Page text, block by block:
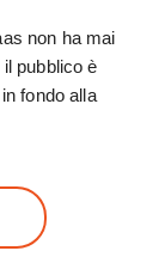
non ha mai
pubblico è
fondo alla